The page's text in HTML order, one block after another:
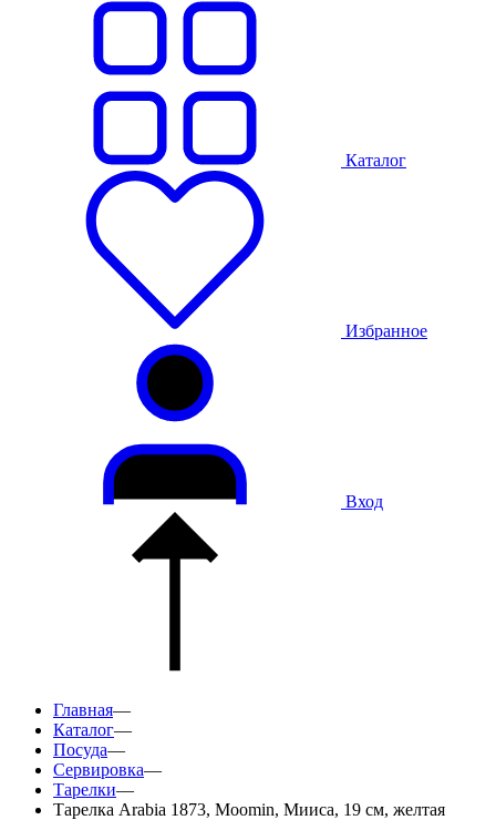
Каталог
Избранное
Вход
Главная—
Каталог—
Посуда—
Сервировка—
Тарелки—
Тарелка Arabia 1873, Moomin, Мииса, 19 см, желтая